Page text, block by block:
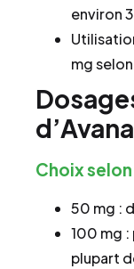
environ
mg
Choix
50 mg :
100 mg
plupart